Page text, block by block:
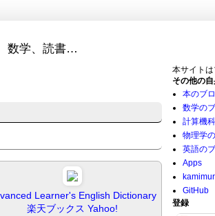
数学、読書…
Learner's English Dictionary
楽天ブックス Yahoo!
本サイトは
その他の
本のブ
数学の
計算機
物理学
英語の
Apps
GitHub
登録